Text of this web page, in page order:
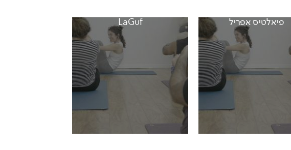
פיאלטיס אפריל LaGuf